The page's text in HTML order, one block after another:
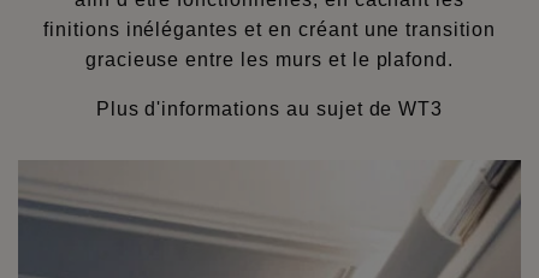
finitions inélégantes et en créant une transition
gracieuse entre les murs et le plafond.
Plus d'informations au sujet de WT3